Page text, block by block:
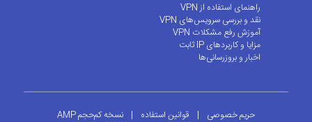
راهنمای استفاده از VPN
نقد و بررسی سرویس‌های VPN
آموزش رفع مشکلات VPN
مزایا و کاربردهای IP ثابت
اخبار و بروزرسانی‌ها
حریم خصوصی | قوانین استفاده | نسخه کم‌حجم AMP